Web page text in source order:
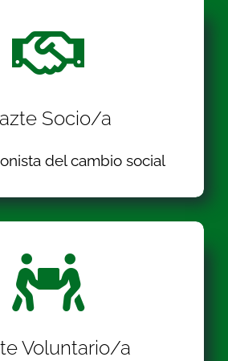
Socio/a
del cambio social
Voluntario/a